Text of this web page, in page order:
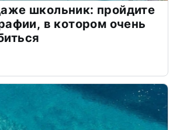
школьник: пройдите
в котором очень